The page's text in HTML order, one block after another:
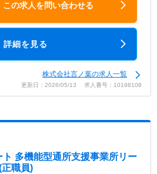
この求人を問い合わせる
詳細を見る
株式会社言ノ葉の求人一覧
更新日：2026/05/13 求人番号：10198108
多機能型通所支援事業所リー
職員)